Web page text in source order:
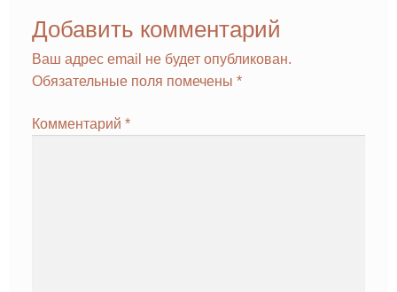
Добавить комментарий
Ваш адрес email не будет опубликован.
Обязательные поля помечены *
Комментарий *